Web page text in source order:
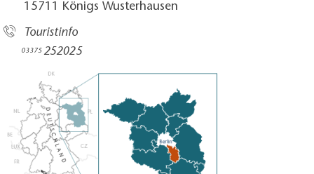
15711 Königs Wusterhausen
Touristinfo
03375252025​